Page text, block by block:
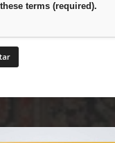
terms (required).